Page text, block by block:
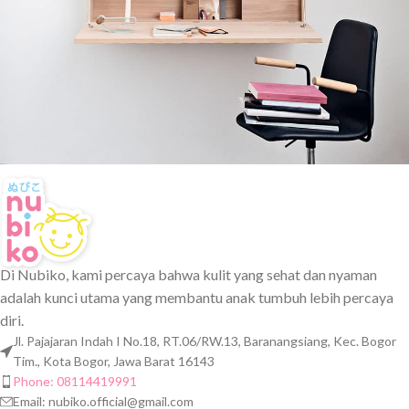
Venenatis nam phasellus
Di Nubiko, kami percaya bahwa kulit yang sehat dan nyaman
adalah kunci utama yang membantu anak tumbuh lebih percaya
diri.
Jl. Pajajaran Indah I No.18, RT.06/RW.13, Baranangsiang, Kec. Bogor
Tim., Kota Bogor, Jawa Barat 16143
Phone: 08114419991
Email: nubiko.official@gmail.com